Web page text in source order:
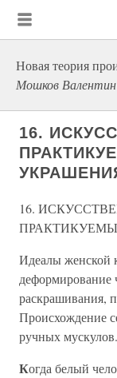
Новая теория
Мошков Валентин
16.
16.
Идеалы женской
деформирование
раскрашивания,
Происхождение
ручных
Когда белый